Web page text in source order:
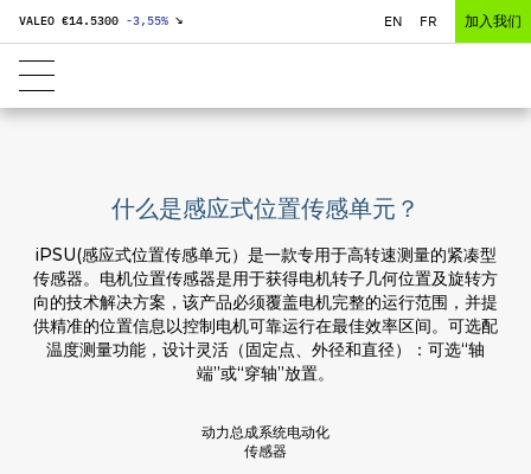
VALEO €14.5300 -3,55% ↘ EN FR 加入我们
动力总成系统电动化
传感器
什么是感应式位置传感单元？
iPSU(感应式位置传感单元）是一款专用于高转速测量的紧凑型
传感器。电机位置传感器是用于获得电机转子几何位置及旋转方
向的技术解决方案，该产品必须覆盖电机完整的运行范围，并提
供精准的位置信息以控制电机可靠运行在最佳效率区间。可选配
温度测量功能，设计灵活（固定点、外径和直径）：可选“轴
端”或“穿轴”放置。